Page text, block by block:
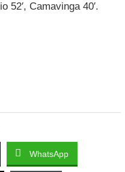
52′, Camavinga 40′.
WhatsApp